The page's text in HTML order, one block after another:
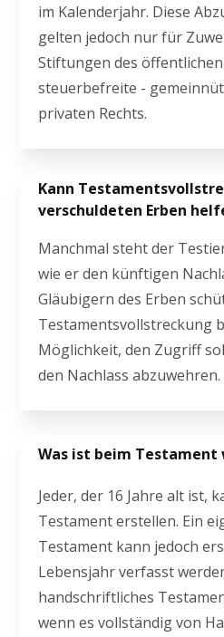
im Kalenderjahr. Diese
gelten jedoch nur für
Stiftungen des
steuerbefreite -
privaten Rechts.
Kann
verschuldeten Erben
Manchmal steht der
wie er den künftigen
Gläubigern des Erben
Testamentsvollstreckung
Möglichkeit, den Zugriff
den Nachlass abzuwehren.
Was ist beim Testament
Jeder, der 16 Jahre alt ist,
Testament erstellen. Ein
Testament kann jedoch
Lebensjahr verfasst
handschriftliches
wenn es vollständig von